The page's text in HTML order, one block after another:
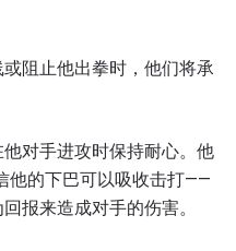
阻止他出拳时，他们将承
对手进攻时保持耐心。他
他的下巴可以吸收击打——
报来造成对手的伤害。